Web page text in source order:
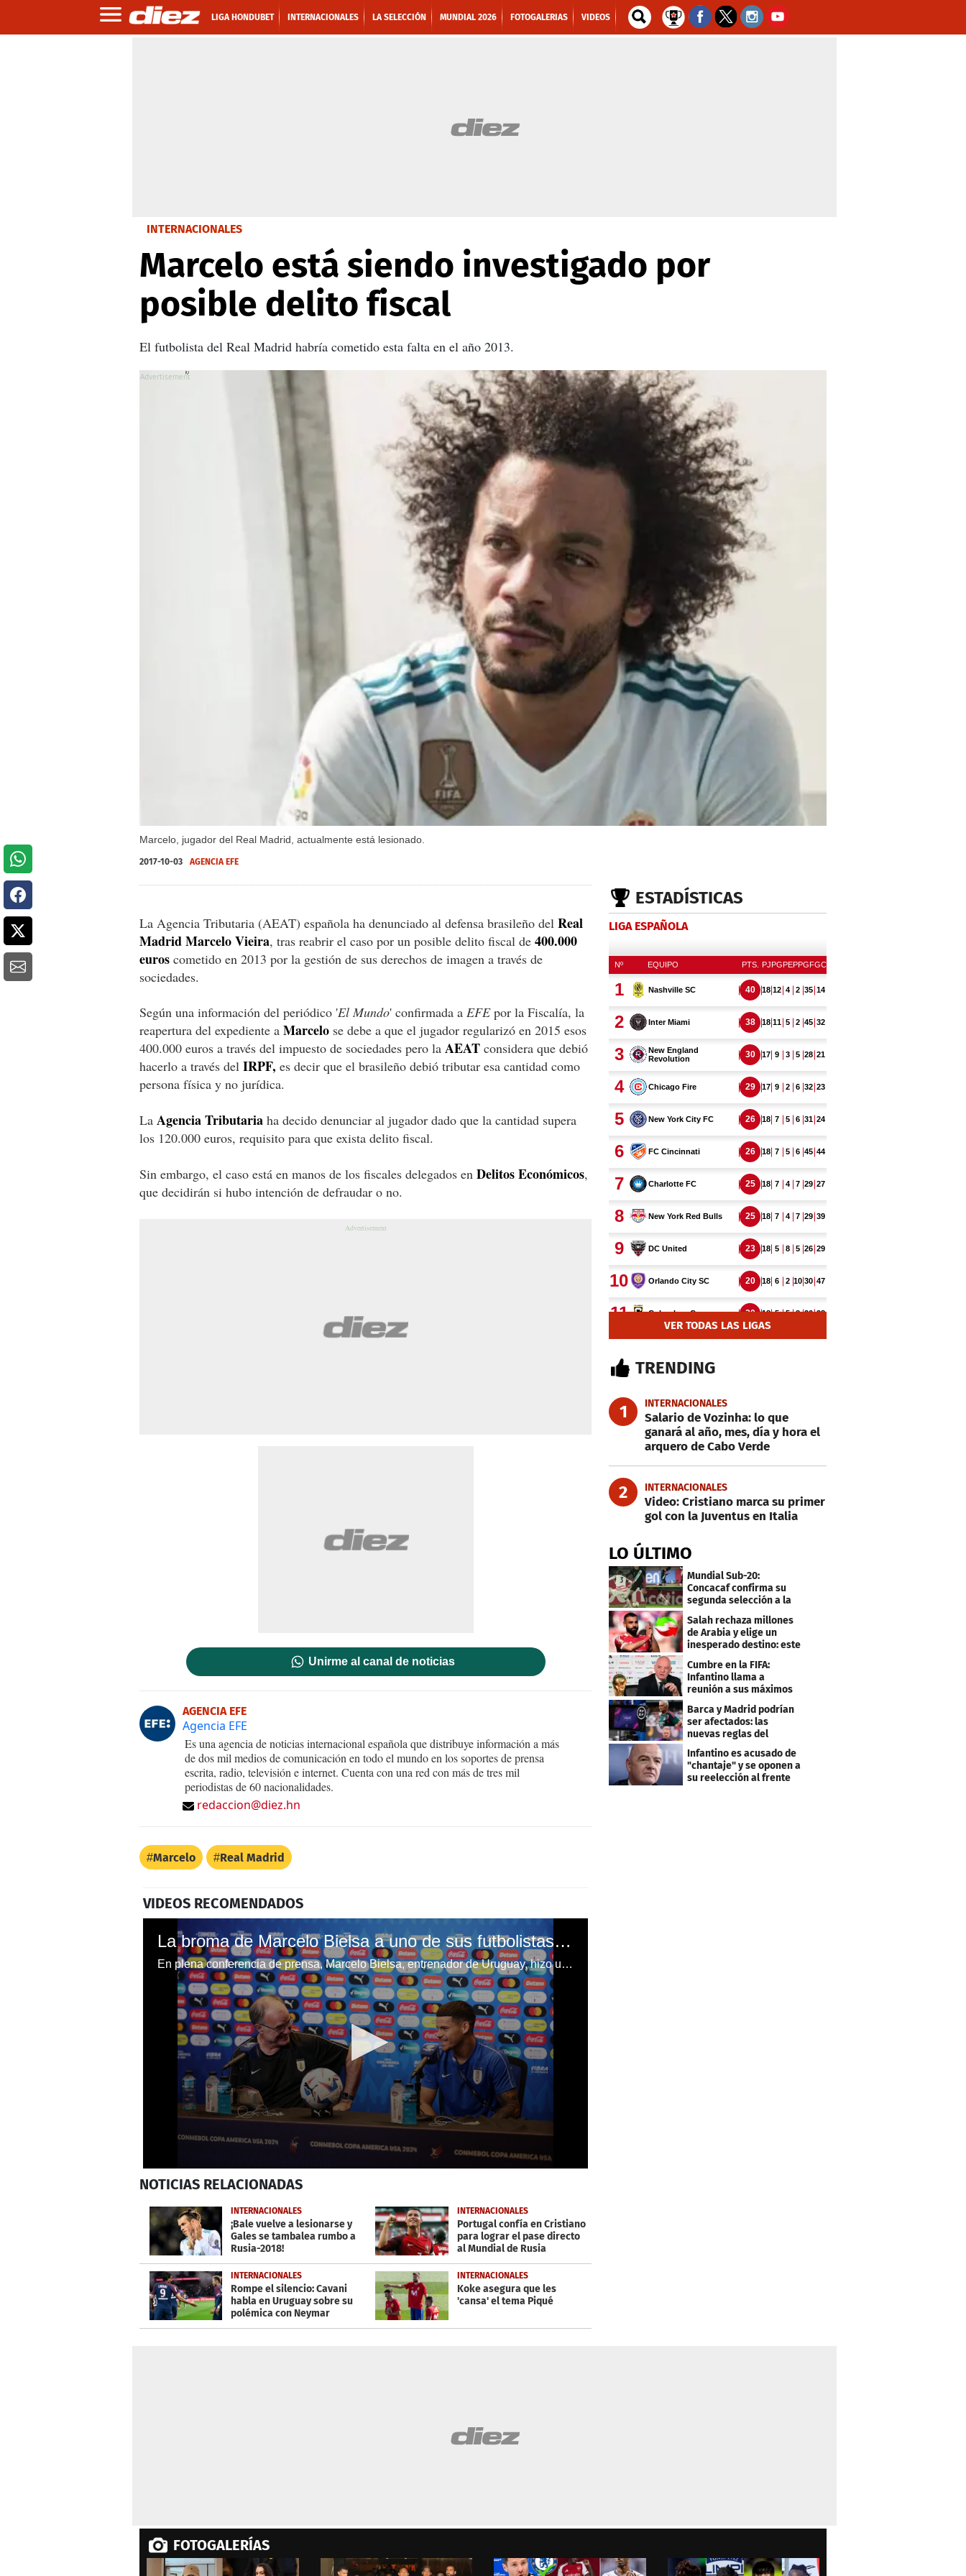
LIGA HONDUBET INTERNACIONALES LA SELECCIÓN MUNDIAL 2026 FOTOGALERIAS VIDEOS
INTERNACIONALES
Marcelo está siendo investigado por
posible delito fiscal
El futbolista del Real Madrid habría cometido esta falta en el año 2013.
Marcelo, jugador del Real Madrid, actualmente está lesionado.
X
2017-10-03 AGENCIA EFE
La Agencia Tributaria (AEAT) española ha denunciado al defensa brasileño del Real
Madrid Marcelo Vieira, tras reabrir el caso por un posible delito fiscal de 400.000
euros cometido en 2013 por la gestión de sus derechos de imagen a través de
sociedades.
Según una información del periódico 'El Mundo' confirmada a EFEpor la Fiscalía, la
reapertura del expediente a Marcelo se debe a que el jugador regularizó en 2015 esos
400.000 euros a través del impuesto de sociedades pero la AEAT considera que debió
hacerlo a través del IRPF, es decir que el brasileño debió tributar esa cantidad como
persona física y no jurídica.
La Agencia Tributaria ha decido denunciar al jugador dado que la cantidad supera
los 120.000 euros, requisito para que exista delito fiscal.
Sin embargo, el caso está en manos de los fiscales delegados en Delitos Económicos,
que decidirán si hubo intención de defraudar o no.
Unirme al canal de noticias
AGENCIA EFE
Agencia EFE
Es una agencia de noticias internacional española que distribuye información a más
de dos mil medios de comunicación en todo el mundo en los soportes de prensa
escrita, radio, televisión e internet. Cuenta con una red con más de tres mil
periodistas de 60 nacionalidades.
redaccion@diez.hn
Marcelo Real Madrid
VIDEOS RECOMENDADOS
La broma de ​Marcelo Bielsa a uno de sus futbolistas: “Es vulgar, que ha llegado a donde está producto de la suerte”
En plena conferencia de prensa, Marcelo Bielsa, entrenador de Uruguay, hizo una tremenda broma a Maximiliano Araújo previo al duelo ante Colombia en la Copa América.
seconds
minute,
53
secondsVolume
0%
NOTICIAS RELACIONADAS
INTERNACIONALES
¡Bale vuelve a lesionarse y
Gales se tambalea rumbo a
Rusia-2018!
INTERNACIONALES
Portugal confía en Cristiano
para lograr el pase directo
al Mundial de Rusia
INTERNACIONALES
Rompe el silencio: Cavani
habla en Uruguay sobre su
polémica con Neymar
INTERNACIONALES
Koke asegura que les
'cansa' el tema Piqué
ESTADÍSTICAS
LIGA ESPAÑOLA
VER TODAS LAS LIGAS
TRENDING
1 INTERNACIONALES
Salario de Vozinha: lo que
ganará al año, mes, día y hora el
arquero de Cabo Verde
2 INTERNACIONALES
Video: Cristiano marca su primer
gol con la Juventus en Italia
LO ÚLTIMO
Mundial Sub-20:
Concacaf confirma su
segunda selección a la
Copa del Mundo 2027
Salah rechaza millones
de Arabia y elige un
inesperado destino: este
será su club
Cumbre en la FIFA:
Infantino llama a
reunión a sus máximos
Barca y Madrid podrían
ser afectados: las
nuevas reglas del
arbitraje en LaLiga
Infantino es acusado de
"chantaje" y se oponen a
su reelección al frente
FOTOGALERÍAS